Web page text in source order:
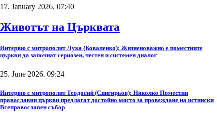
17. January 2026. 07:40
Животът на Църквата
Интервю с митрополит Лука (Коваленко): Жизненоважно е поместните
църкви да започнат сериозен, честен и системен диалог
25. June 2026. 09:24
Интервю с митрополит Теодосий (Снигирьов): Няколко Поместни
православни църкви предлагат достойно място за провеждане на истински
Всеправославен събор